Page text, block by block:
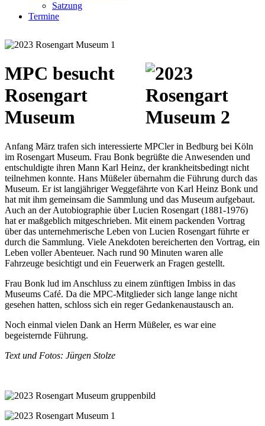
Satzung
Termine
MPC besucht
Rosengart
Museum
Anfang März trafen sich interessierte MPCler in Bedburg bei Köln
im Rosengart Museum. Frau Bonk begrüßte die Anwesenden und
entschuldigte ihren Mann Karl Heinz, der krankheitsbedingt nicht
teilnehmen konnte. Hans Müßeler übernahm die Führung durch das
Museum. Er ist langjähriger Weggefährte von Karl Heinz Bonk und
hat mit ihm gemeinsam die Sammlung und das Museum aufgebaut.
Auch an der Autobiographie über Lucien Rosengart (1881-1976)
hat er maßgeblich mitgeschrieben. Mit einem packenden Vortrag
über das unternehmerische Leben von Lucien Rosengart führte er
durch die Sammlung. Viele Anekdoten bereicherten den Vortrag, ein
Leben voller Abenteuer. Nach rund 90 Minuten waren alle
Fahrzeuge besichtigt und ein Feuerwerk an Fragen gestellt.
Frau Bonk lud im Anschluss zu einem zünftigen Imbiss in das
Museums Café. Da die MPC-Mitglieder sich lange lange nicht
gesehen hatten, schloss sich ein reger Gedankenaustausch an.
Noch einmal vielen Dank an Herrn Müßeler, es war eine
begeisternde Führung.
Text und Fotos: Jürgen Stolze